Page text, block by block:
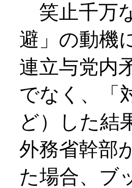
笑止千万
避」の動機
連立与党内
でなく、「
ど）した結
外務省幹部
た場合、ブ